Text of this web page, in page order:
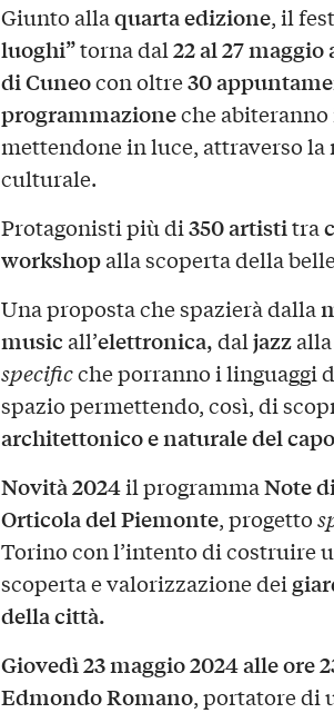
Giunto allaquarta edizione, il
luoghi”torna dal22 al 27
diCuneocon oltre30
programmazioneche
mettendone in luce, attraverso
culturale.
Protagonisti più di350 artistitra
workshopalla scoperta della
Una proposta che spazierà dalla
music all’elettronica,daljazzalla
specificche porranno i linguaggi
spazio permettendo, così, di
architettonico e naturale del
Novità 2024il programmaNote
Orticola del Piemonte, progetto
Torino con l’intento di costruire
scoperta e valorizzazione dei
della città.
Giovedì 23 maggio 2024 alle ore
Edmondo Romano, portatore di